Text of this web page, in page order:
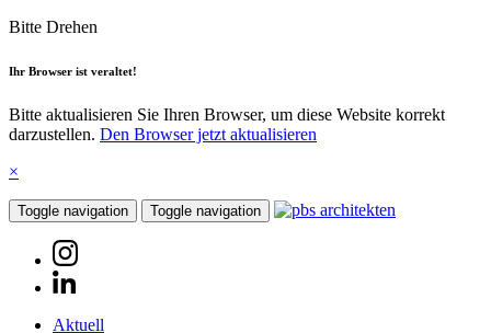
Bitte Drehen
Ihr Browser ist veraltet!
Bitte aktualisieren Sie Ihren Browser, um diese Website korrekt
darzustellen. Den Browser jetzt aktualisieren
×
Toggle navigation Toggle navigation
Aktuell